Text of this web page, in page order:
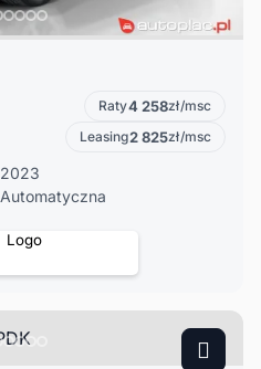
Raty4 258zł/msc
Leasing2 825zł/msc
2023
Automatyczna